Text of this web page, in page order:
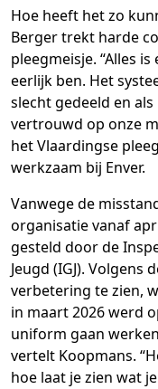
Hoe heeft het zo
Berger trekt harde
pleegmeisje. “Alles
eerlijk ben. Het
slecht gedeeld en
vertrouwd op onze
het Vlaardingse
werkzaam bij Enver.
Vanwege de
organisatie vanaf
gesteld door de
Jeugd (IGJ). Volgens
verbetering te zien,
in maart 2026 werd
uniform gaan
vertelt Koopmans.
hoe laat je zien wat